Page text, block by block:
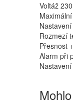
Voltáž
Rozmezí
Přesnost
Alarm při